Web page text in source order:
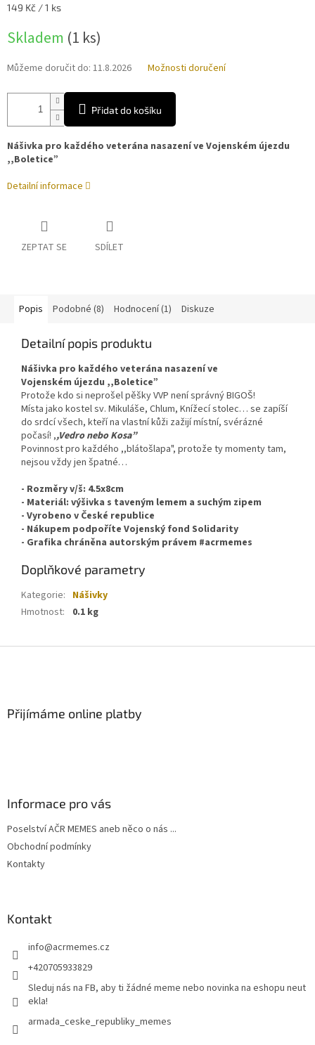
Měrná
149 Kč / 1 ks
Skladem (1 ks)
Můžeme doručit do: 11.8.2026 Možnosti doručení
Přidat do košíku
Nášivka pro každého veterána nasazení ve Vojenském újezdu
,,Boletice”
Detailní informace
ZEPTAT SE SDÍLET
Popis Podobné (8) Hodnocení (1) Diskuze
Detailní popis produktu
Nášivka pro každého veterána nasazení ve
Vojenském újezdu ,,Boletice”
Protože kdo si neprošel pěšky VVP není správný BIGOŠ!
Místa jako kostel sv. Mikuláše, Chlum, Knížecí stolec… se zapíší
do srdcí všech, kteří na vlastní kůži zažijí místní, svérázné
počasí! ,,Vedro nebo Kosa”
Povinnost pro každého ,,blátošlapa", protože ty momenty tam,
nejsou vždy jen špatné…
- Rozměry v/š: 4.5x8cm
- Materiál: výšivka s taveným lemem a suchým zipem
- Vyrobeno v České republice
- Nákupem podpoříte Vojenský fond Solidarity
- Grafika chráněna autorským právem #acrmemes
Doplňkové parametry
Kategorie: Nášivky
Hmotnost: 0.1 kg
Přijímáme online platby
Informace pro vás
Poselství AČR MEMES aneb něco o nás ...
Obchodní podmínky
Kontakty
Kontakt
info@acrmemes.cz
+420705933829
Sleduj nás na FB, aby ti žádné meme nebo novinka na eshopu neut
ekla!
armada_ceske_republiky_memes